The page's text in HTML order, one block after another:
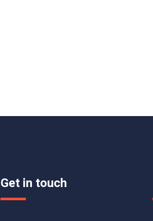
Get in touch